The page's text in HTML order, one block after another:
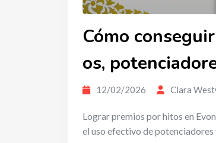
Cómo
os,
12/02/2026 Clara
Lograr premios por hitos en
el uso efectivo de